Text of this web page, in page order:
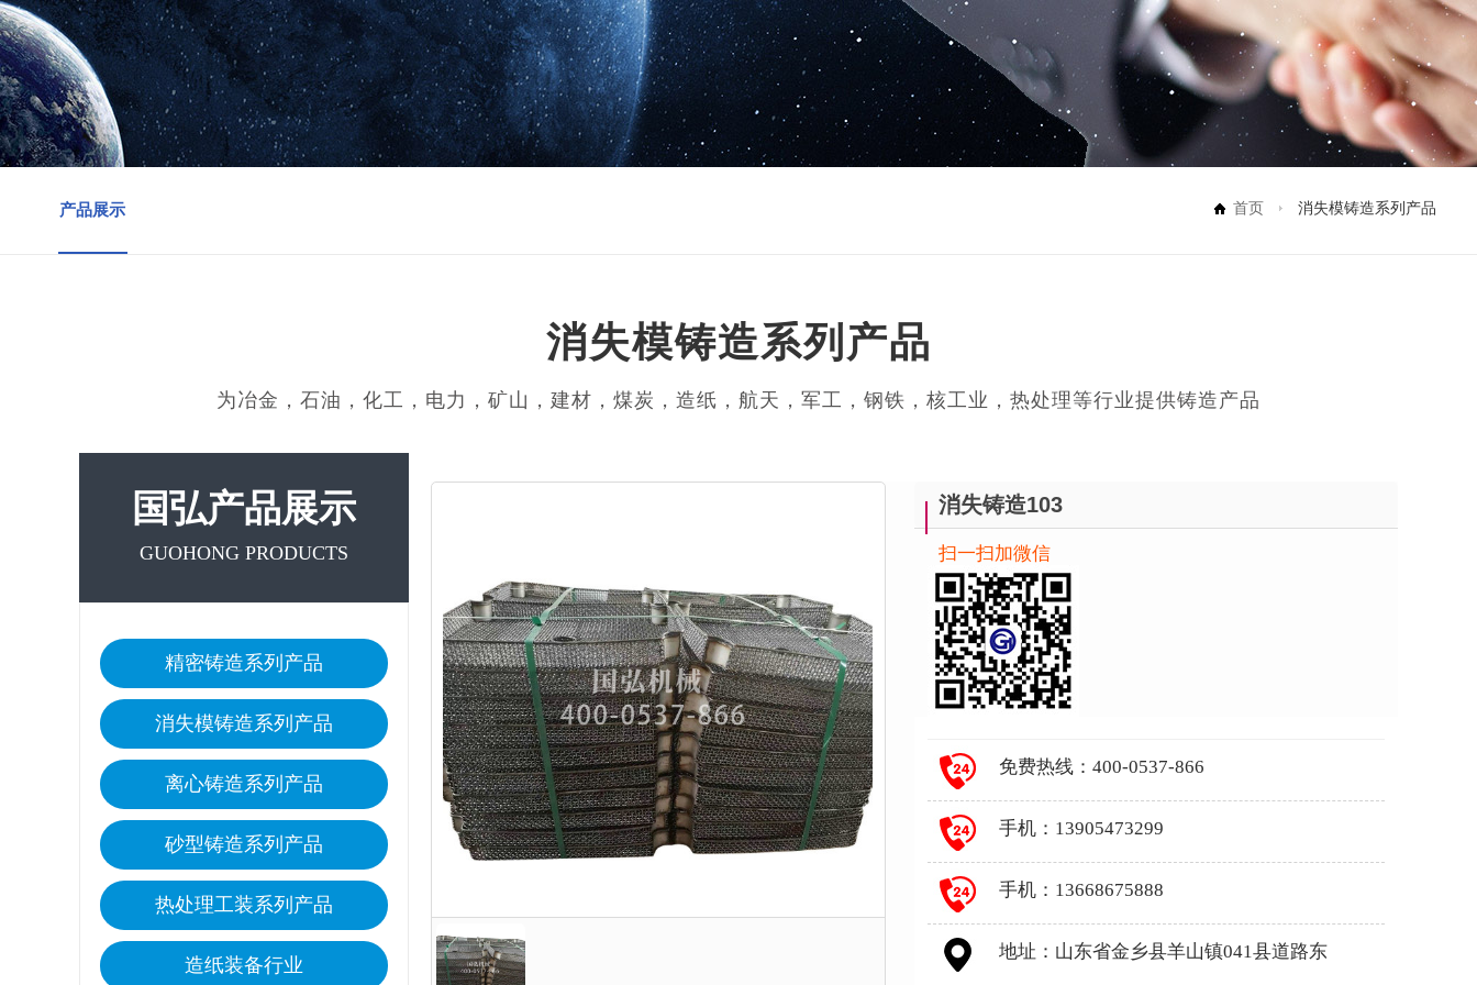
产品展示 首页 消失模铸造系列产品
消失模铸造系列产品
为冶金，石油，化工，电力，矿山，建材，煤炭，造纸，航天，军工，钢铁，核工业，热处理等行业提供铸造产品
国弘产品展示
GUOHONG PRODUCTS
精密铸造系列产品
消失模铸造系列产品
离心铸造系列产品
砂型铸造系列产品
热处理工装系列产品
造纸装备行业
消失铸造103
扫一扫加微信
免费热线：400-0537-866
手机：13905473299
手机：13668675888
地址：山东省金乡县羊山镇041县道路东